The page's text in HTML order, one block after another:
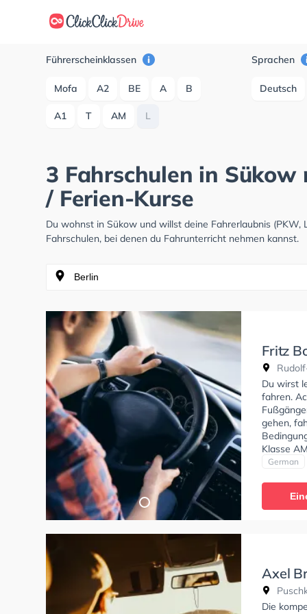
Führerscheinklassen
Mofa A2 BE A B
A1 T AM L
Sprachen
Deutsch
3 Fahrschulen in
/ Ferien-Kurse
Du wohnst in Sükow und willst deine Fahrerlaubnis
Fahrschulen, bei denen du Fahrunterricht nehmen kannst.
Fritz
Du wirst
fahren.
gehen,
Klasse
erhalten.
German
Axel
Die